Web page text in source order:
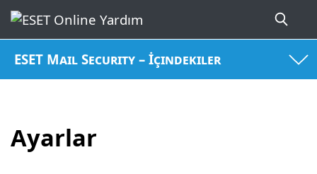
ESET Mail Security – İçindekiler
Ayarlar